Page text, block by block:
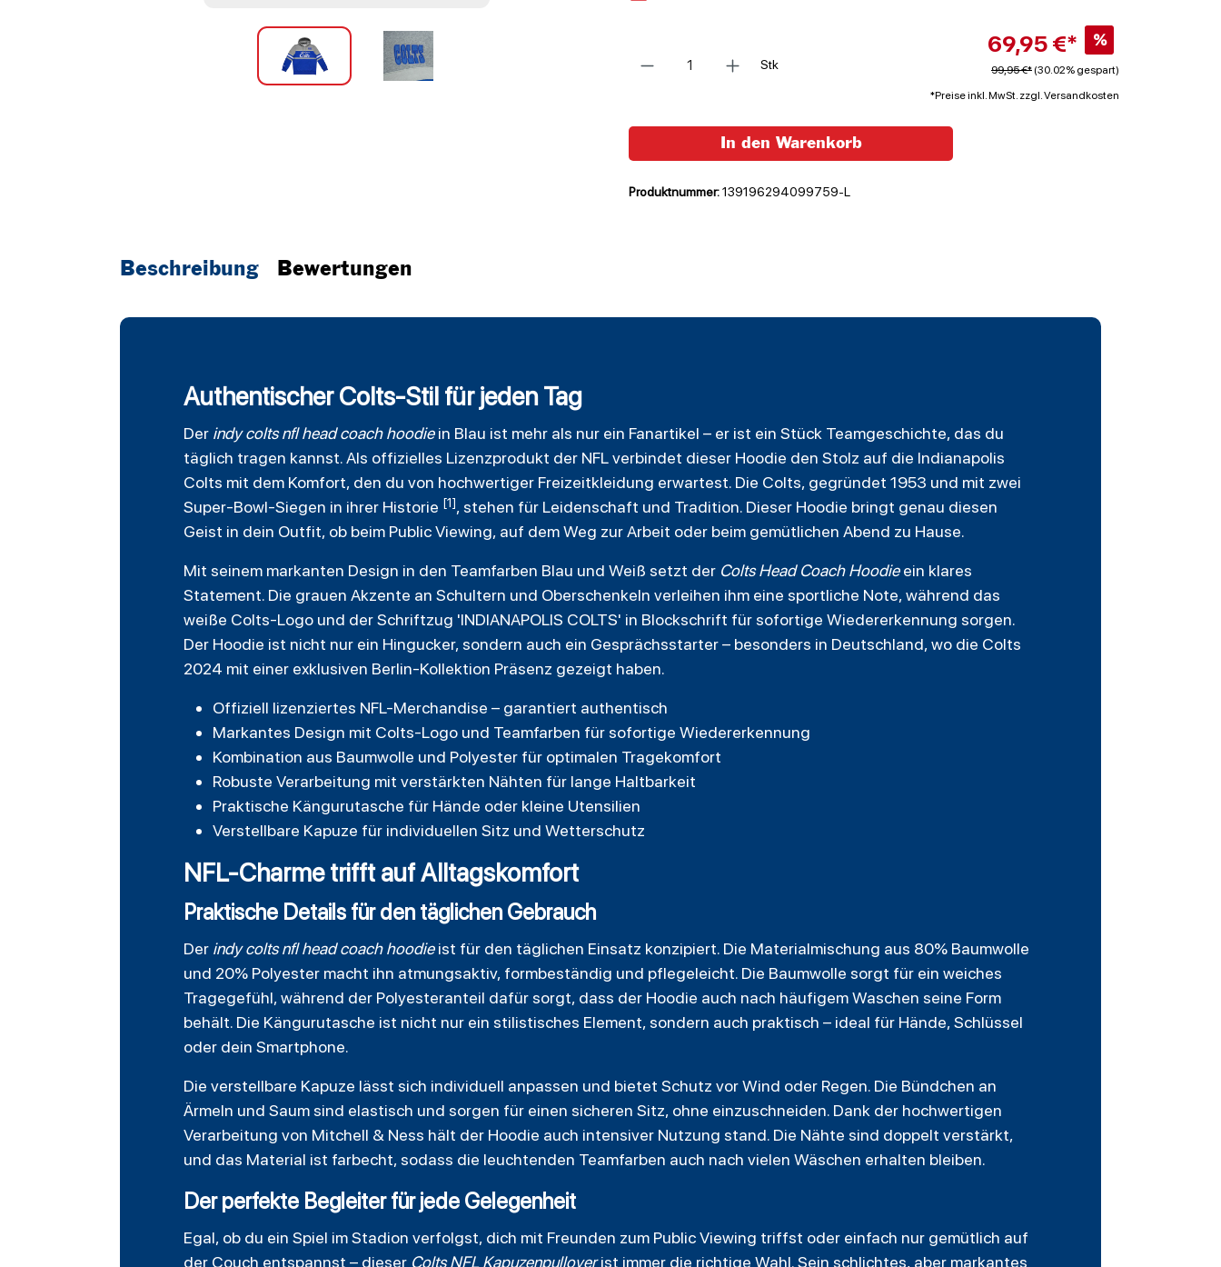
Stk
69,95 €* %
99,95 €* (30.02% gespart)
*Preise inkl. MwSt. zzgl. Versandkosten
In den Warenkorb
Produktnummer:139196294099759-L
Beschreibung Bewertungen
Authentischer Colts-Stil für jeden Tag
Der indy colts nfl head coachhoodiein Blau ist mehr als nur ein Fanartikel – er ist ein Stück Teamgeschichte, das du
täglich tragen kannst. Als offizielles Lizenzprodukt der NFL verbindet dieser Hoodie den Stolz auf die Indianapolis
Colts mit dem Komfort, den du von hochwertiger Freizeitkleidung erwartest. Die Colts, gegründet 1953 und mit zwei
Super-Bowl-Siegen in ihrer Historie [1], stehen für Leidenschaft und Tradition. Dieser Hoodie bringt genau diesen
Geist in dein Outfit, ob beim Public Viewing, auf dem Weg zur Arbeit oder beim gemütlichen Abend zu Hause.
Mit seinem markanten Design in den Teamfarben Blau und Weiß setzt der Colts Head Coach Hoodieein klares
Statement. Die grauen Akzente an Schultern und Oberschenkeln verleihen ihm eine sportliche Note, während das
weiße Colts-Logo und der Schriftzug 'INDIANAPOLIS COLTS' in Blockschrift für sofortige Wiedererkennung sorgen.
Der Hoodie ist nicht nur ein Hingucker, sondern auch ein Gesprächsstarter – besonders in Deutschland, wo die Colts
2024 mit einer exklusiven Berlin-Kollektion Präsenz gezeigt haben.
Offiziell lizenziertes NFL-Merchandise – garantiert authentisch
Markantes Design mit Colts-Logo und Teamfarben für sofortige Wiedererkennung
Kombination aus Baumwolle und Polyester für optimalen Tragekomfort
Robuste Verarbeitung mit verstärkten Nähten für lange Haltbarkeit
Praktische Kängurutasche für Hände oder kleine Utensilien
Verstellbare Kapuze für individuellen Sitz und Wetterschutz
NFL-Charme trifft auf Alltagskomfort
Praktische Details für den täglichen Gebrauch
Der indy colts nfl head coach hoodieist für den täglichen Einsatz konzipiert. Die Materialmischung aus 80% Baumwolle
und 20% Polyester macht ihn atmungsaktiv, formbeständig und pflegeleicht. Die Baumwolle sorgt für ein weiches
Tragegefühl, während der Polyesteranteil dafür sorgt, dass der Hoodie auch nach häufigem Waschen seine Form
behält. Die Kängurutasche ist nicht nur ein stilistisches Element, sondern auch praktisch – ideal für Hände, Schlüssel
oder dein Smartphone.
Die verstellbare Kapuze lässt sich individuell anpassen und bietet Schutz vor Wind oder Regen. Die Bündchen an
Ärmeln und Saum sind elastisch und sorgen für einen sicheren Sitz, ohne einzuschneiden. Dank der hochwertigen
Verarbeitung von Mitchell & Ness hält der Hoodie auch intensiver Nutzung stand. Die Nähte sind doppelt verstärkt,
und das Material ist farbecht, sodass die leuchtenden Teamfarben auch nach vielen Wäschen erhalten bleiben.
Der perfekte Begleiter für jede Gelegenheit
Egal, ob du ein Spiel im Stadion verfolgst, dich mit Freunden zum Public Viewing triffst oder einfach nur gemütlich auf
der Couch entspannst – dieser Colts NFLKapuzenpulloverist immer die richtige Wahl. Sein schlichtes, aber markantes